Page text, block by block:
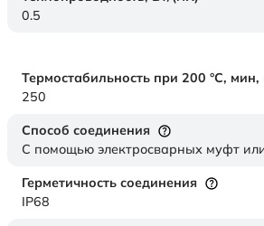
0.5
Термостабильность при 200 °С, мин,
250
Способ соединения
С помощью электросварных муфт
Герметичность соединения
IP68